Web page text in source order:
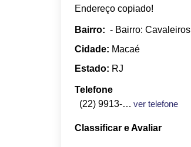
Endereço copiado!
Bairro: - Bairro: Cavaleiros
Cidade: Macaé
Estado: RJ
Telefone
(22) 9913-3631
ver telefone
Classificar e Avaliar